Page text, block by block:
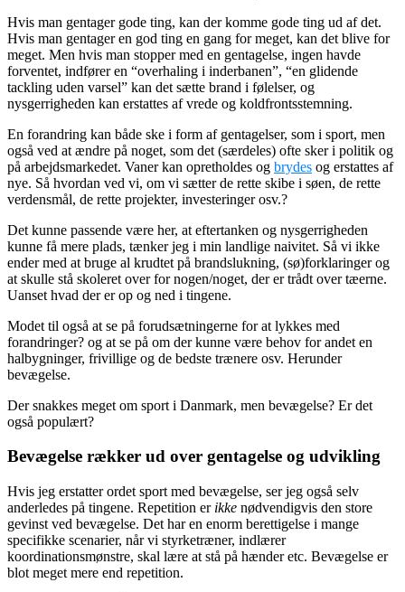
Hvis man gentager gode ting, kan der komme gode ting ud af det.
Hvis man gentager en god ting en gang for meget, kan det blive for
meget. Men hvis man stopper med en gentagelse, ingen havde
forventet, indfører en “overhaling i inderbanen”, “en glidende
tackling uden varsel” kan det sætte brand i følelser, og
nysgerrigheden kan erstattes af vrede og koldfrontsstemning.
En forandring kan både ske i form af gentagelser, som i sport, men
også ved at ændre på noget, som det (særdeles) ofte sker i politik og
på arbejdsmarkedet. Vaner kan opretholdes og brydes og erstattes af
nye. Så hvordan ved vi, om vi sætter de rette skibe i søen, de rette
verdensmål, de rette projekter, investeringer osv.?
Det kunne passende være her, at eftertanken og nysgerrigheden
kunne få mere plads, tænker jeg i min landlige naivitet. Så vi ikke
ender med at bruge al krudtet på brandslukning, (sø)forklaringer og
at skulle stå skoleret over for nogen/noget, der er trådt over tæerne.
Uanset hvad der er op og ned i tingene.
Modet til også at se på forudsætningerne for at lykkes med
forandringer? og at se på om der kunne være behov for andet en
halbygninger, frivillige og de bedste trænere osv. Herunder
bevægelse.
Der snakkes meget om sport i Danmark, men bevægelse? Er det
også populært?
Bevægelse rækker ud over gentagelse og udvikling
Hvis jeg erstatter ordet sport med bevægelse, ser jeg også selv
anderledes på tingene. Repetition er ikke nødvendigvis den store
gevinst ved bevægelse. Det har en enorm berettigelse i mange
specifikke scenarier, når vi styrketræner, indlærer
koordinationsmønstre, skal lære at stå på hænder etc. Bevægelse er
blot meget mere end repetition.